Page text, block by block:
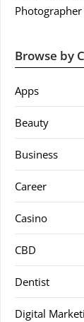
Photographer
Browse by
Apps
Beauty
Business
Career
Casino
CBD
Dentist
Digital